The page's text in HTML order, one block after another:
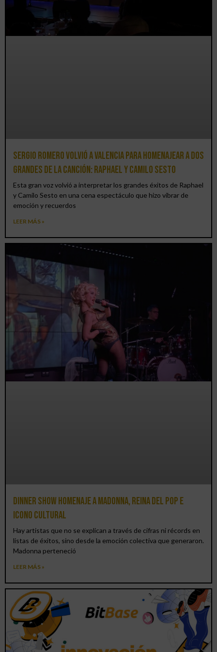
Sergio Romero volvió a Valencia para homenajear a dos
grandes de la canción: Raphael y Camilo Sesto
Esta gran voz volvió a interpretar los grandes éxitos de Raphael
y Camilo Sesto en una cena espectáculo que hizo vibrar de
emoción y recuerdos
LEER MÁS »
Dinner Show homenaje a Madonna, reina del pop e
icono cultural
Hay artistas que no se explican a través de cifras ni récords en
listas de éxitos, sino desde la emoción colectiva que generaron.
Madonna perteneció
LEER MÁS »